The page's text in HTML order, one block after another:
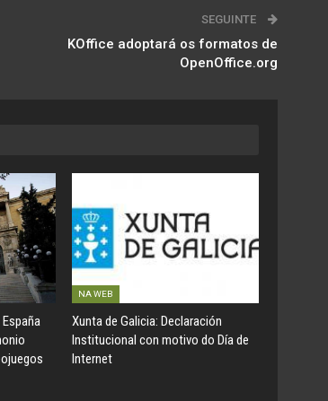
SEGUINTE
KOffice adoptará os formatos de
OpenOffice.org
NA WEB
Xunta de Galicia: Declaración
Institucional con motivo do Día de
Internet